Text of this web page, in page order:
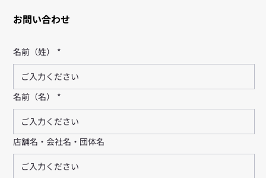
お問い合わせ
名前（姓） *
名前（名） *
店舗名・会社名・団体名